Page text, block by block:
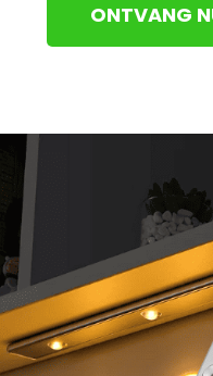
ONTVANG